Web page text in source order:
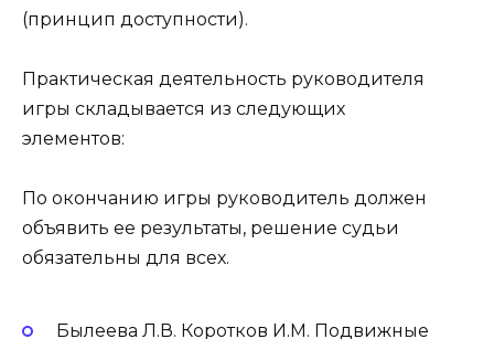
(принцип доступности).
Практическая деятельность руководителя
игры складывается из следующих
элементов:
По окончанию игры руководитель должен
объявить ее результаты, решение судьи
обязательны для всех.
Былеева Л.В. Коротков И.М. Подвижные